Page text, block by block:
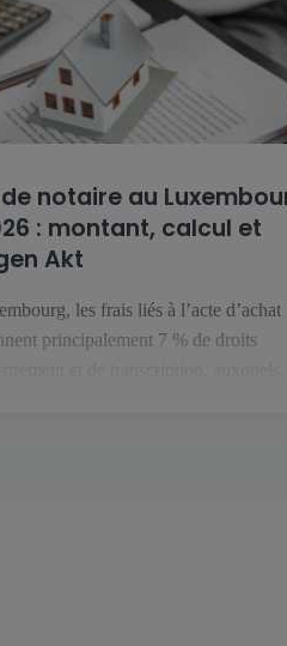
notaire au
: montant, calcul et
Akt
les frais liés à l’acte d’achat
principalement 7 % de droits